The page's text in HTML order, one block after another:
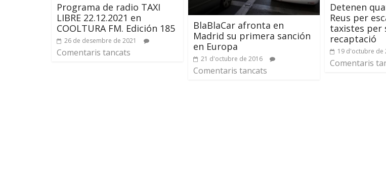
Programa de radio TAXI
LIBRE 22.12.2021 en
COOLTURA FM. Edición 185
26 de desembre de 2021
Comentaris tancats
BlaBlaCar afronta en
Madrid su primera sanción
en Europa
21 d'octubre de 2016
Comentaris tancats
Detenen
Reus per
taxistes per
recaptació
19 d'octubre de
Comentaris